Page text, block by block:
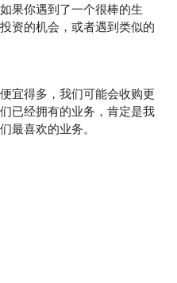
果你遇到了一个很棒的生
资的机会，或者遇到类似的
宜得多，我们可能会收购更
已经拥有的业务，肯定是我
最喜欢的业务。